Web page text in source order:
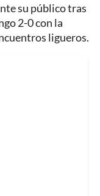
su público tras
2-0 con la
ligueros.